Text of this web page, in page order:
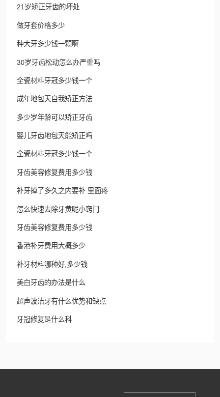
21岁矫正牙齿的坏处
做牙套价格多少
种大牙多少钱一颗啊
30岁牙齿松动怎么办严重吗
全瓷材料牙冠多少钱一个
成年地包天自我矫正方法
多少岁年龄可以矫正牙齿
婴儿牙齿地包天能矫正吗
全瓷材料牙冠多少钱一个
牙齿美容修复费用多少钱
补牙掉了多久之内要补 里面疼
怎么快速去除牙黄呢小窍门
牙齿美容修复费用多少钱
香港补牙费用大概多少
补牙材料哪种好,多少钱
美白牙齿的办法是什么
超声波洁牙有什么优势和缺点
牙冠修复是什么科